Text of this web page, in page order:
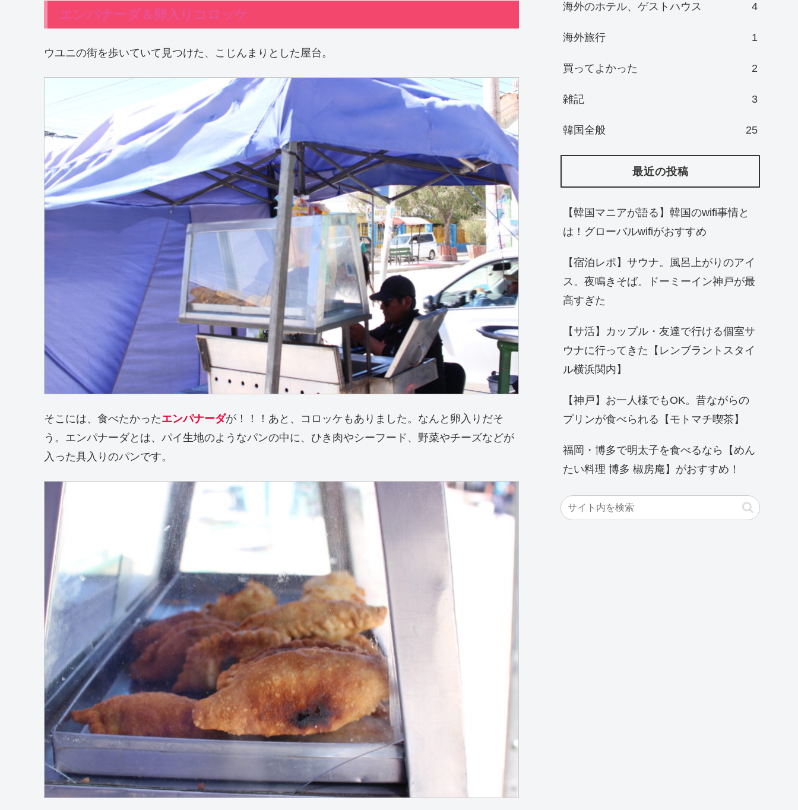
エンパナーダ＆卵入りコロッケ
ウユニの街を歩いていて見つけた、こじんまりとした屋台。
そこには、食べたかったエンパナーダが！！！あと、コロッケもありました。なんと卵入りだそ
う。エンパナーダとは、パイ生地のようなパンの中に、ひき肉やシーフード、野菜やチーズなどが
入った具入りのパンです。
海外のホテル、ゲストハウス 4
海外旅行 1
買ってよかった 2
雑記 3
韓国全般 25
最近の投稿
【韓国マニアが語る】韓国のwifi事情と
は！グローバルwifiがおすすめ
【宿泊レポ】サウナ。風呂上がりのアイ
ス。夜鳴きそば。ドーミーイン神戸が最
高すぎた
【サ活】カップル・友達で行ける個室サ
ウナに行ってきた【レンブラントスタイ
ル横浜関内】
【神戸】お一人様でもOK。昔ながらの
プリンが食べられる【モトマチ喫茶】
福岡・博多で明太子を食べるなら【めん
たい料理 博多 椒房庵】がおすすめ！